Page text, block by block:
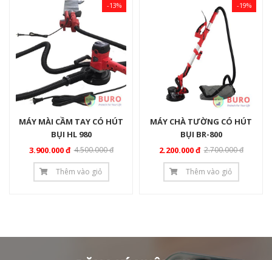
-13%
MÁY MÀI CẦM TAY CÓ HÚT
BỤI HL 980
3.900.000 đ 4.500.000 đ
Thêm vào giỏ
-19%
MÁY CHÀ TƯỜNG CÓ HÚT
BỤI BR-800
2.200.000 đ 2.700.000 đ
Thêm vào giỏ